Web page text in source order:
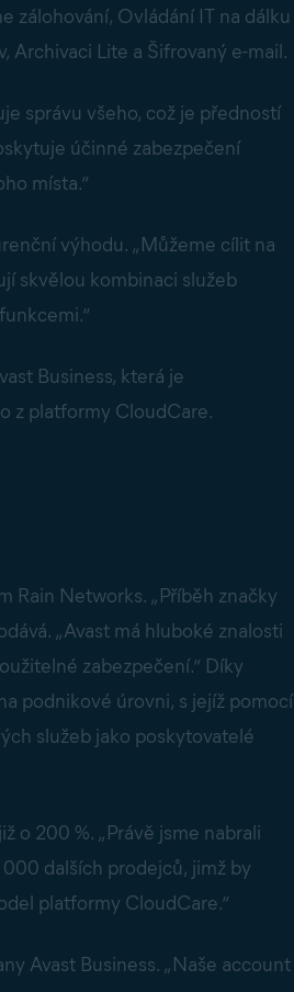
zálohování, Ovládání IT na dálku
Archivaci Lite a Šifrovaný e-mail.
správu všeho, což je předností
účinné zabezpečení
místa.“
výhodu. „Můžeme cílit na
skvělou kombinaci služeb
Business, která je
z platformy CloudCare.
Rain Networks. „Příběh značky
„Avast má hluboké znalosti
zabezpečení.“ Díky
podnikové úrovni, s jejíž pomocí
služeb jako poskytovatelé
o 200 %. „Právě jsme nabrali
dalších prodejců, jimž by
platformy CloudCare.“
Avast Business. „Naše account